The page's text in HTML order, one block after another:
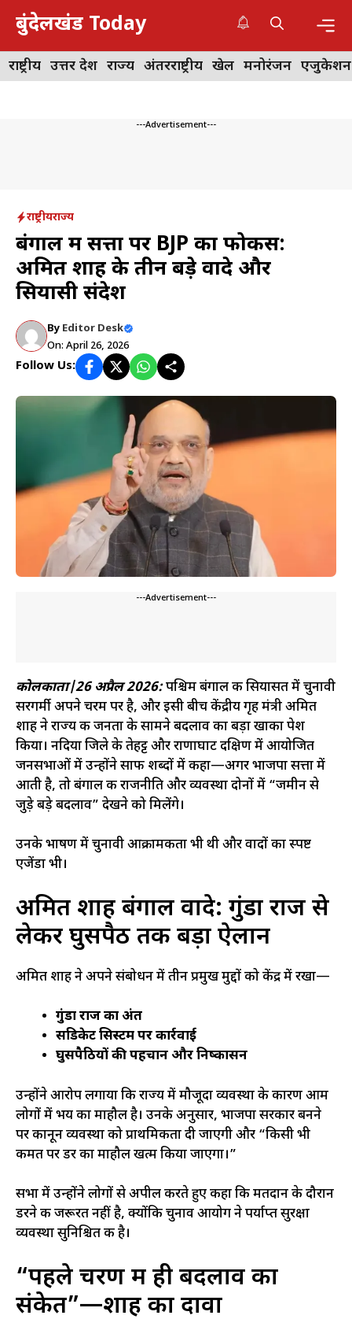
Skip
content
बुंदेलखंड Today
राष्ट्रीय उत्तर प्रदेश राज्य अंतरराष्ट्रीय खेल मनोरंजन एजुकेशन
---Advertisement---
राष्ट्रीयराज्य
बंगाल में सत्ता पर BJP का फोकस:
अमित शाह के तीन बड़े वादे और
सियासी संदेश
By Editor Desk
On: April 26, 2026
Follow Us:
---Advertisement---
कोलकाता|26 अप्रैल 2026:पश्चिम बंगाल की सियासत में चुनावी
सरगर्मी अपने चरम पर है, और इसी बीच केंद्रीय गृह मंत्री अमित
शाह ने राज्य की जनता के सामने बदलाव का बड़ा खाका पेश
किया। नदिया जिले के तेहट्ट और राणाघाट दक्षिण में आयोजित
जनसभाओं में उन्होंने साफ शब्दों में कहा—अगर भाजपा सत्ता में
आती है, तो बंगाल की राजनीति और व्यवस्था दोनों में “जमीन से
जुड़े बड़े बदलाव” देखने को मिलेंगे।
उनके भाषण में चुनावी आक्रामकता भी थी और वादों का स्पष्ट
एजेंडा भी।
अमित शाह बंगाल वादे: गुंडा राज से
लेकर घुसपैठ तक बड़ा ऐलान
अमित शाह ने अपने संबोधन में तीन प्रमुख मुद्दों को केंद्र में रखा—
गुंडा राज का अंत
सिंडिकेट सिस्टम पर कार्रवाई
घुसपैठियों की पहचान और निष्कासन
उन्होंने आरोप लगाया कि राज्य में मौजूदा व्यवस्था के कारण आम
लोगों में भय का माहौल है। उनके अनुसार, भाजपा सरकार बनने
पर कानून व्यवस्था को प्राथमिकता दी जाएगी और “किसी भी
कीमत पर डर का माहौल खत्म किया जाएगा।”
सभा में उन्होंने लोगों से अपील करते हुए कहा कि मतदान के दौरान
डरने की जरूरत नहीं है, क्योंकि चुनाव आयोग ने पर्याप्त सुरक्षा
व्यवस्था सुनिश्चित की है।
“पहले चरण में ही बदलाव का
संकेत”—शाह का दावा